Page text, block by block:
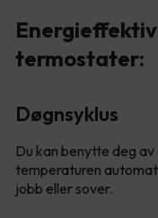
termostater:
Døgnsyklus
Du kan benytte deg
temperaturen
jobb eller sover.